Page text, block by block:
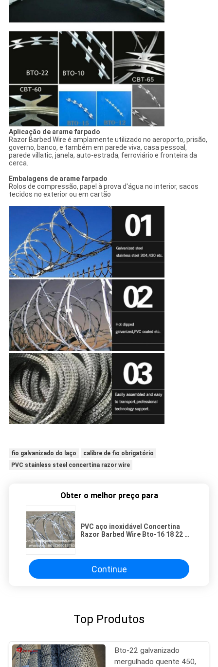
Aplicação de arame farpado
Razor Barbed Wire é amplamente utilizado no aeroporto, prisão,
governo, banco, e também em parede viva, casa pessoal,
parede villatic, janela, auto-estrada, ferroviário e fronteira da
cerca.
Embalagens de arame farpado
Rolos de compressão, papel à prova d'água no interior, sacos
tecidos no exterior ou em cartão
fio galvanizado do laço
calibre de fio obrigatório
PVC stainless steel concertina razor wire
Obter o melhor preço para
PVC aço inoxidável Concertina
Razor Barbed Wire Bto-16 18 22 60
Continue
Top Produtos
Bto-22 galvanizado
mergulhado quente 450,